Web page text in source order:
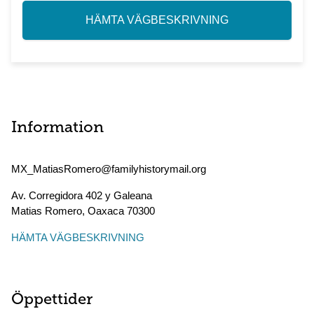
HÄMTA VÄGBESKRIVNING
Information
MX_MatiasRomero@familyhistorymail.org
Av. Corregidora 402 y Galeana
Matias Romero, Oaxaca 70300
HÄMTA VÄGBESKRIVNING
Öppettider